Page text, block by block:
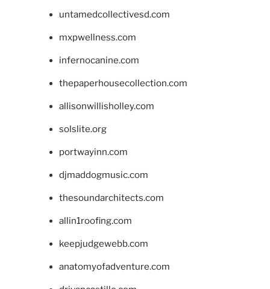
untamedcollectivesd.com
mxpwellness.com
infernocanine.com
thepaperhousecollection.com
allisonwillisholley.com
solslite.org
portwayinn.com
djmaddogmusic.com
thesoundarchitects.com
allin1roofing.com
keepjudgewebb.com
anatomyofadventure.com